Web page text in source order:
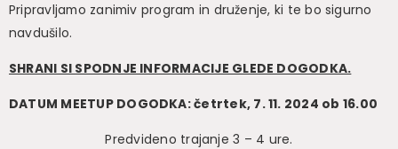
Pripravljamo zanimiv program in druženje, ki te bo sigurno
navdušilo.
SHRANI SI SPODNJE INFORMACIJE GLEDE DOGODKA.
DATUM MEETUP DOGODKA: četrtek, 7. 11. 2024 ob 16.00
Predvideno trajanje 3 – 4 ure.